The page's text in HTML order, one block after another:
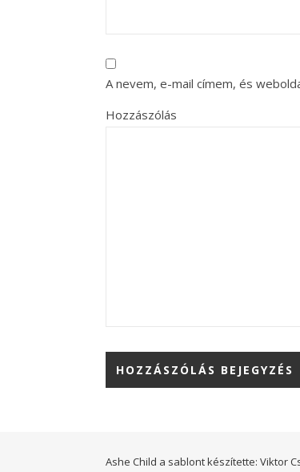
A nevem, e-mail címem, és
Hozzászólás
Ashe Child a sablont készítette: Viktor